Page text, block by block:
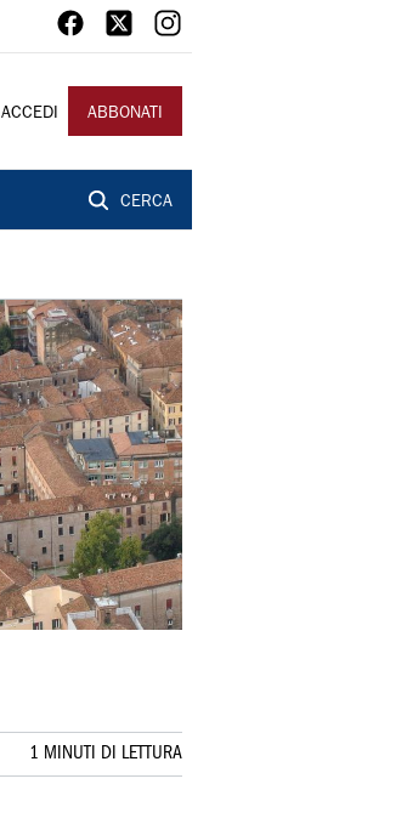
ACCEDI ABBONATI
CERCA
1 MINUTI DI LETTURA